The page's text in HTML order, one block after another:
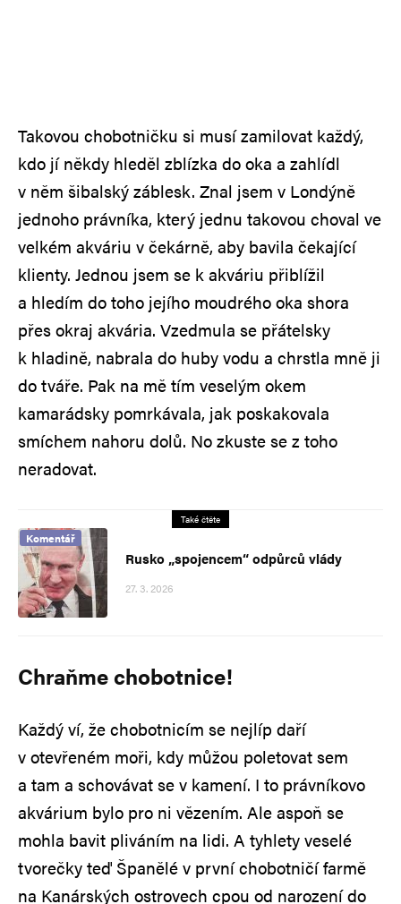
Takovou chobotničku si musí zamilovat každý,
kdo jí někdy hleděl zblízka do oka a zahlídl
v něm šibalský záblesk. Znal jsem v Londýně
jednoho právníka, který jednu takovou choval ve
velkém akváriu v čekárně, aby bavila čekající
klienty. Jednou jsem se k akváriu přiblížil
a hledím do toho jejího moudrého oka shora
přes okraj akvária. Vzedmula se přátelsky
k hladině, nabrala do huby vodu a chrstla mně ji
do tváře. Pak na mě tím veselým okem
kamarádsky pomrkávala, jak poskakovala
smíchem nahoru dolů. No zkuste se z toho
neradovat.
Také čtěte
Komentář
Rusko „spojencem“ odpůrců vlády
27. 3. 2026
Chraňme chobotnice!
Každý ví, že chobotnicím se nejlíp daří
v otevřeném moři, kdy můžou poletovat sem
a tam a schovávat se v kamení. I to právníkovo
akvárium bylo pro ni vězením. Ale aspoň se
mohla bavit pliváním na lidi. A tyhlety veselé
tvorečky teď Španělé v první chobotničí farmě
na Kanárských ostrovech cpou od narození do